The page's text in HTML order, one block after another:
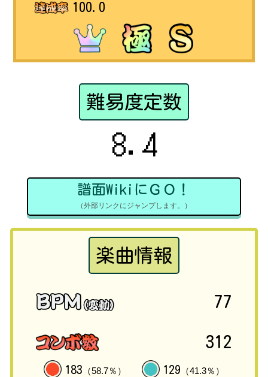
100.0
難易度定数
8.4
譜面WikiにＧＯ！
（外部リンクにジャンプします。）
楽曲情報
77
312
183 （58.7％） 129 （41.3％）